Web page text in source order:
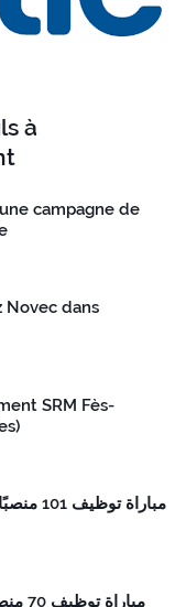
à
campagne de
Novec dans
SRM Fès-
مباراة